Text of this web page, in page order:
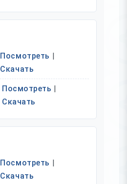
Посмотреть |
Скачать
Посмотреть |
Скачать
Посмотреть |
Скачать